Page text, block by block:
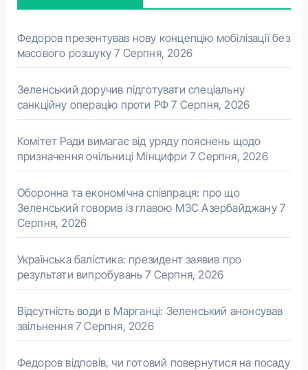
Федоров презентував нову концепцію мобілізації без
масового розшуку 7 Серпня, 2026
Зеленський доручив підготувати спеціальну
санкційну операцію проти РФ 7 Серпня, 2026
Комітет Ради вимагає від уряду пояснень щодо
призначення очільниці Мінцифри 7 Серпня, 2026
Оборонна та економічна співпраця: про що
Зеленський говорив із главою МЗС Азербайджану 7
Серпня, 2026
Українська балістика: президент заявив про
результати випробувань 7 Серпня, 2026
Відсутність води в Марганці: Зеленський анонсував
звільнення 7 Серпня, 2026
Федоров відповів, чи готовий повернутися на посаду